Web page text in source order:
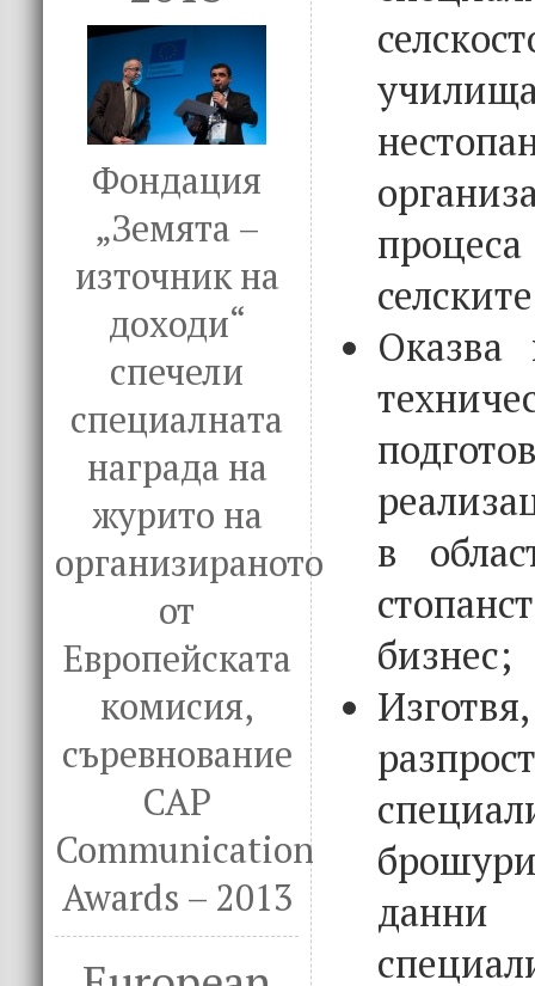
Фондация
„Земята –
източник на
доходи“
спечели
специалната
награда на
журито на
организираното
от
Европейската
комисия,
съревнование
CAP
Communication
Awards – 2013
Оказва
в
бизнес;